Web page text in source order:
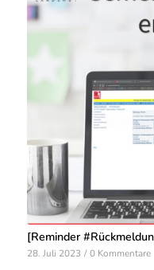
[Reminder
28. Juli 2023 / 0 Kommentare